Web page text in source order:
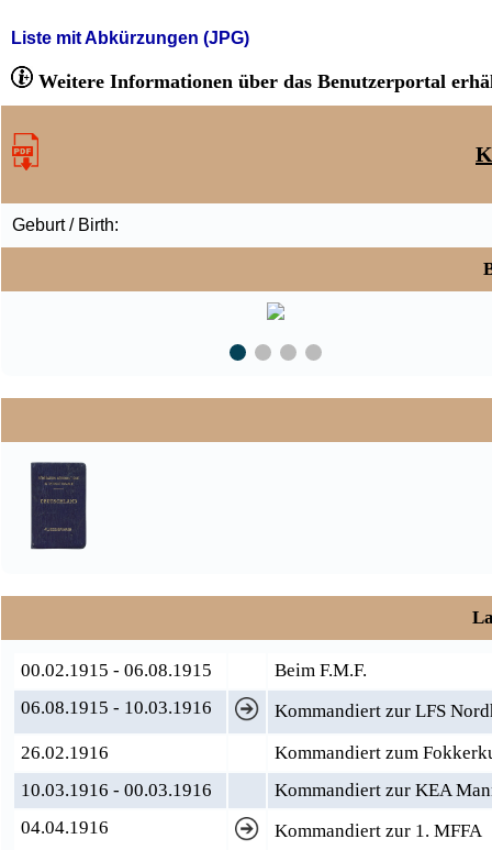
Liste mit Abkürzungen (JPG)
Weitere Informationen über das Benutzerportal
Geburt / Birth:
00.02.1915 - 06.08.1915
Beim F.M.F.
06.08.1915 - 10.03.1916
Kommandiert zur LFS
26.02.1916
Kommandiert zum
10.03.1916 - 00.03.1916
Kommandiert zur KEA
04.04.1916
Kommandiert zur 1. MFFA